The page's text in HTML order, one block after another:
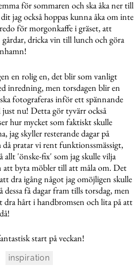
för sommaren och ska åka ner till
jag också hoppas kunna åka om inte
för morgonkaffe i gräset, att
dricka vin till lunch och göra
en rolig en, det blir som vanligt
inredning, men torsdagen blir en
fotograferas inför ett spännande
nu! Detta gör tyvärr också
hur mycket som faktiskt skulle
jag skyller resterande dagar på
pratar vi rent funktionssmässigt,
allt 'önske-fix' som jag skulle vilja
att byta möbler till att måla om. Det
dra igång något jag omöjligen skulle
få dagar fram tills torsdag, men
dra hårt i handbromsen och lita på att
start på veckan!
inspiration